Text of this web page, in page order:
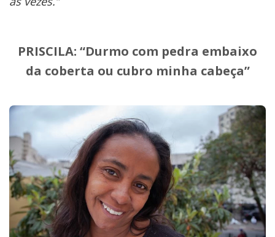
PRISCILA: “Durmo com pedra embaixo
da coberta ou cubro minha cabeça”